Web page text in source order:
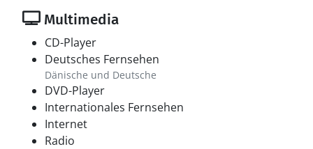
Multimedia
CD-Player
Deutsches Fernsehen
Dänische und Deutsche
DVD-Player
Internationales Fernsehen
Internet
Radio